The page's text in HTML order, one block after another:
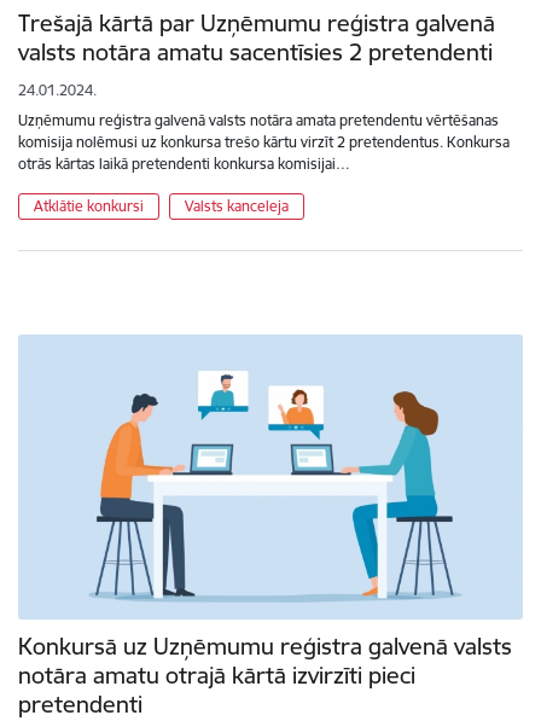
Trešajā kārtā par Uzņēmumu reģistra galvenā
valsts notāra amatu sacentīsies 2 pretendenti
24.01.2024.
Uzņēmumu reģistra galvenā valsts notāra amata pretendentu vērtēšanas
komisija nolēmusi uz konkursa trešo kārtu virzīt 2 pretendentus. Konkursa
otrās kārtas laikā pretendenti konkursa komisijai…
Atklātie konkursi Valsts kanceleja
Konkursā uz Uzņēmumu reģistra galvenā valsts
notāra amatu otrajā kārtā izvirzīti pieci
pretendenti